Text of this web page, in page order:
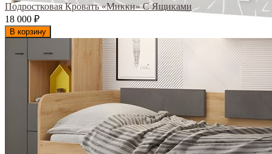
Подростковая Кровать «Микки» С Ящиками
18 000 ₽
В корзину